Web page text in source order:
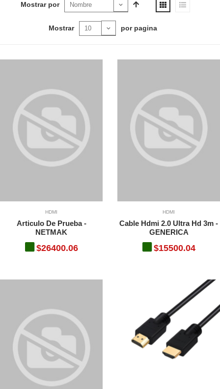
Mostrar por
Mostrar por pagina
HDMI
Articulo De Prueba -
NETMAK
$26400.06
HDMI
Cable Hdmi 2.0 Ultra Hd 3m -
GENERICA
$15500.04